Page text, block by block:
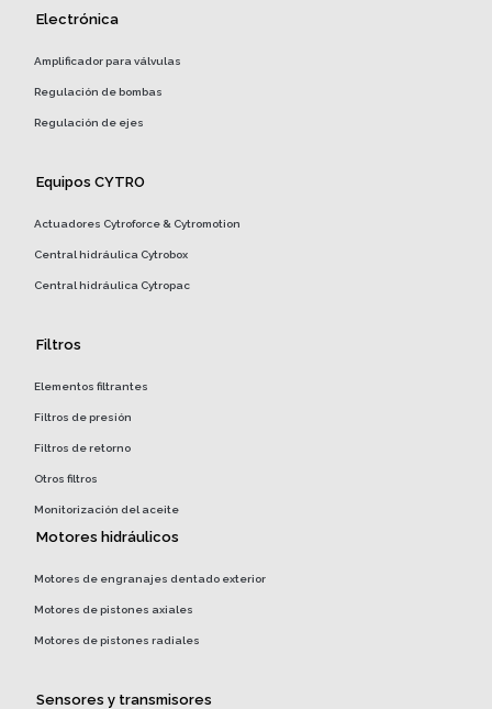
Electrónica
Amplificador para válvulas
Regulación de bombas
Regulación de ejes
Equipos CYTRO
Actuadores Cytroforce & Cytromotion
Central hidráulica Cytrobox
Central hidráulica Cytropac
Filtros
Elementos filtrantes
Filtros de presión
Filtros de retorno
Otros filtros
Monitorización del aceite
Motores hidráulicos
Motores de engranajes dentado exterior
Motores de pistones axiales
Motores de pistones radiales
Sensores y transmisores